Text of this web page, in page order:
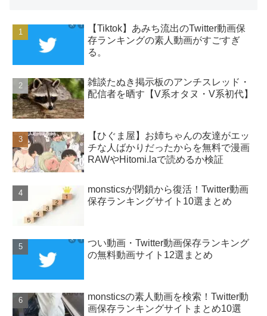
【Tiktok】あみち流出のTwitter動画保
存ランキングの素人動画がすごすぎ
る。
雑談たぬき掲示板のアンチスレッド・
配信者を晒す【V系オタヌ・V系初代】
【ひぐま屋】お姉ちゃんの友達がエッ
チな人ばかりだったからを無料で漫画
RAWやHitomi.laで読めるか検証
monsticsが閉鎖から復活！Twitter動画
保存ランキングサイト10選まとめ
つい動画・Twitter動画保存ランキング
の無料動画サイト12選まとめ
monsticsの素人動画を検索！Twitter動
画保存ランキングサイトまとめ10選